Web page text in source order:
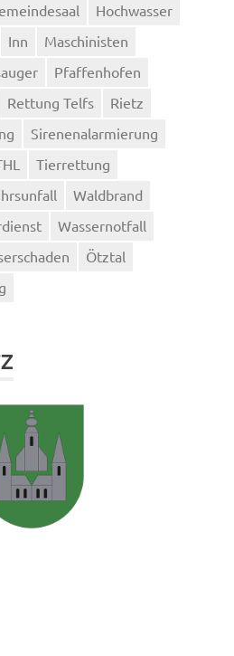
Hochwasser
Inn
Maschinisten
Pfaffenhofen
Rettung Telfs
Rietz
Sirenenalarmierung
Tierrettung
Waldbrand
Wassernotfall
Ötztal